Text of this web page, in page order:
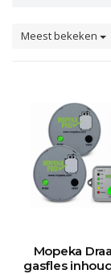
Meest bekeken
Mopeka
gasfles